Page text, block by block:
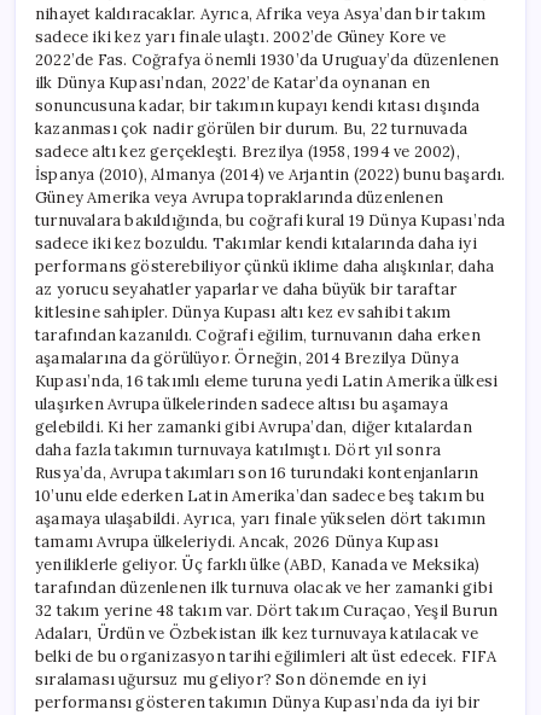
nihayet kaldıracaklar. Ayrıca, Afrika veya Asya’dan bir takım
sadece iki kez yarı finale ulaştı. 2002’de Güney Kore ve
2022’de Fas. Coğrafya önemli 1930’da Uruguay’da düzenlenen
ilk Dünya Kupası’ndan, 2022’de Katar’da oynanan en
sonuncusuna kadar, bir takımın kupayı kendi kıtası dışında
kazanması çok nadir görülen bir durum. Bu, 22 turnuvada
sadece altı kez gerçekleşti. Brezilya (1958, 1994 ve 2002),
İspanya (2010), Almanya (2014) ve Arjantin (2022) bunu başardı.
Güney Amerika veya Avrupa topraklarında düzenlenen
turnuvalara bakıldığında, bu coğrafi kural 19 Dünya Kupası’nda
sadece iki kez bozuldu. Takımlar kendi kıtalarında daha iyi
performans gösterebiliyor çünkü iklime daha alışkınlar, daha
az yorucu seyahatler yaparlar ve daha büyük bir taraftar
kitlesine sahipler. Dünya Kupası altı kez ev sahibi takım
tarafından kazanıldı. Coğrafi eğilim, turnuvanın daha erken
aşamalarına da görülüyor. Örneğin, 2014 Brezilya Dünya
Kupası’nda, 16 takımlı eleme turuna yedi Latin Amerika ülkesi
ulaşırken Avrupa ülkelerinden sadece altısı bu aşamaya
gelebildi. Ki her zamanki gibi Avrupa’dan, diğer kıtalardan
daha fazla takımın turnuvaya katılmıştı. Dört yıl sonra
Rusya’da, Avrupa takımları son 16 turundaki kontenjanların
10’unu elde ederken Latin Amerika’dan sadece beş takım bu
aşamaya ulaşabildi. Ayrıca, yarı finale yükselen dört takımın
tamamı Avrupa ülkeleriydi. Ancak, 2026 Dünya Kupası
yeniliklerle geliyor. Üç farklı ülke (ABD, Kanada ve Meksika)
tarafından düzenlenen ilk turnuva olacak ve her zamanki gibi
32 takım yerine 48 takım var. Dört takım Curaçao, Yeşil Burun
Adaları, Ürdün ve Özbekistan ilk kez turnuvaya katılacak ve
belki de bu organizasyon tarihi eğilimleri alt üst edecek. FIFA
sıralaması uğursuz mu geliyor? Son dönemde en iyi
performansı gösteren takımın Dünya Kupası’nda da iyi bir